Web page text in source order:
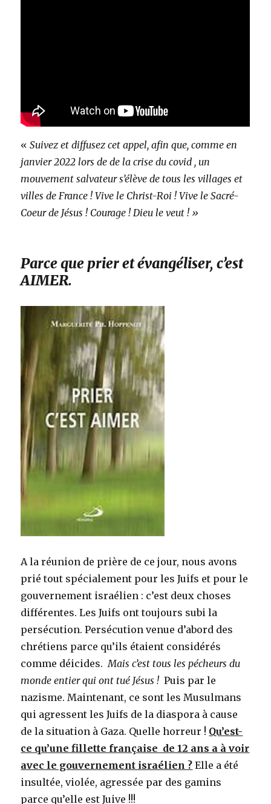
«Suivez et diffusez cet appel, afin que, comme en
janvier 2022 lors de de la crise du covid , un
mouvement salvateur s’élève de tous les villages et
villes de France ! Vive le Christ-Roi ! Vive le Sacré-
Coeur de Jésus ! Courage ! Dieu le veut ! »
Parce que prier et évangéliser, c’est
AIMER.
A la réunion de prière de ce jour, nous avons
prié tout spécialement pour les Juifs et pour le
gouvernement israélien : c’est deux choses
différentes. Les Juifs ont toujours subi la
persécution. Persécution venue d’abord des
chrétiens parce qu’ils étaient considérés
comme déicides. Mais c’est tous les pécheurs du
monde entier qui ont tué Jésus !Puis par le
nazisme. Maintenant, ce sont les Musulmans
qui agressent les Juifs de la diaspora à cause
de la situation à Gaza. Quelle horreur ! Qu’est-
ce qu’une fillette française de 12 ans a à voir
avec le gouvernement israélien ? Elle a été
insultée, violée, agressée par des gamins
parce qu’elle est Juive !!!